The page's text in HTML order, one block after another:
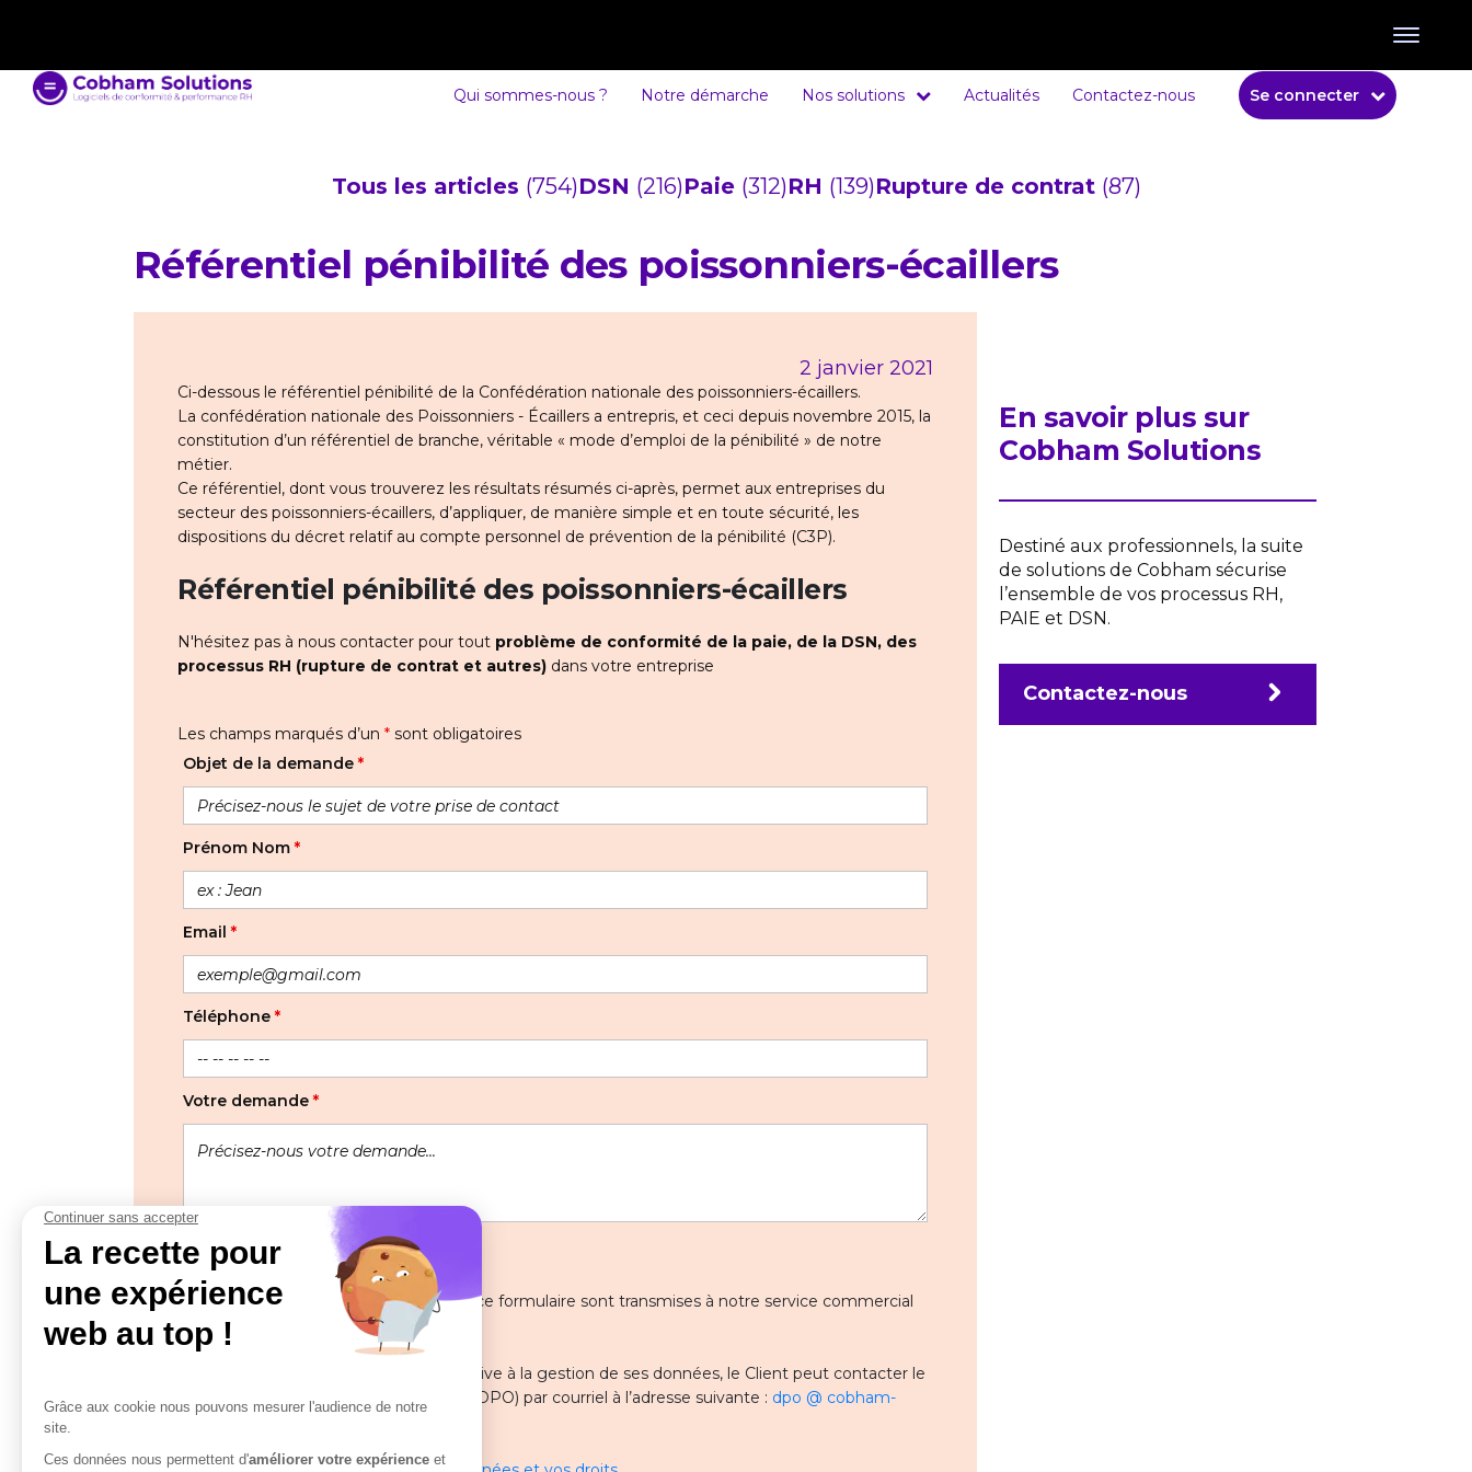
Qui sommes-nous ? Notre démarche Nos solutions Actualités Contactez-nous Se connecter
Tous les articles (754)DSN (216)Paie (312)RH (139)Rupture de contrat (87)
Référentiel pénibilité des poissonniers-écaillers
2 janvier 2021
Ci-dessous le référentiel pénibilité de la Confédération nationale des poissonniers-écaillers.
La confédération nationale des Poissonniers - Écaillers a entrepris, et ceci depuis novembre 2015, la
constitution d’un référentiel de branche, véritable « mode d’emploi de la pénibilité » de notre
métier.
Ce référentiel, dont vous trouverez les résultats résumés ci-après, permet aux entreprises du
secteur des poissonniers-écaillers, d’appliquer, de manière simple et en toute sécurité, les
dispositions du décret relatif au compte personnel de prévention de la pénibilité (C3P).
Référentiel pénibilité des poissonniers-écaillers
N'hésitez pas à nous contacter pour tout problème de conformité de la paie, de la DSN, des
processus RH (rupture de contrat et autres) dans votre entreprise
Les champs marqués d’un * sont obligatoires
Objet de la demande *
Prénom Nom *
Email *
Téléphone *
Votre demande *
Les informations recueillies à partir de ce formulaire sont transmises à notre service commercial
pour gérer votre demande.
Pour toute question ou remarque relative à la gestion de ses données, le Client peut contacter le
Délégué à la protection des données (DPO) par courriel à l’adresse suivante : dpo @ cobham-
solutions.com
En savoir plus sur
Cobham Solutions
Destiné aux professionnels, la suite
de solutions de Cobham sécurise
l’ensemble de vos processus RH,
PAIE et DSN.
Contactez-nous